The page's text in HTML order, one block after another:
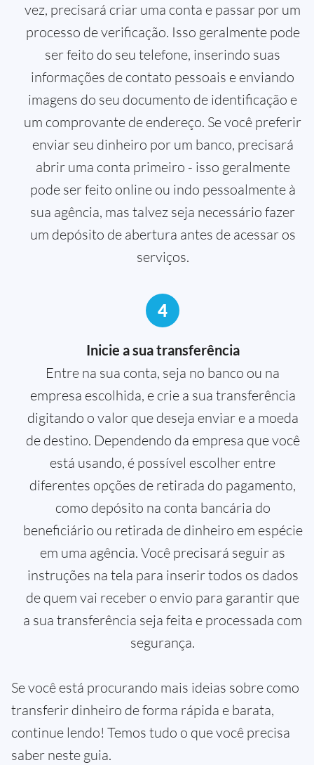
vez, precisará criar uma conta e passar por um
processo de verificação. Isso geralmente pode
ser feito do seu telefone, inserindo suas
informações de contato pessoais e enviando
imagens do seu documento de identificação e
um comprovante de endereço. Se você preferir
enviar seu dinheiro por um banco, precisará
abrir uma conta primeiro - isso geralmente
pode ser feito online ou indo pessoalmente à
sua agência, mas talvez seja necessário fazer
um depósito de abertura antes de acessar os
serviços.
4
Inicie a sua transferência
Entre na sua conta, seja no banco ou na
empresa escolhida, e crie a sua transferência
digitando o valor que deseja enviar e a moeda
de destino. Dependendo da empresa que você
está usando, é possível escolher entre
diferentes opções de retirada do pagamento,
como depósito na conta bancária do
beneficiário ou retirada de dinheiro em espécie
em uma agência. Você precisará seguir as
instruções na tela para inserir todos os dados
de quem vai receber o envio para garantir que
a sua transferência seja feita e processada com
segurança.
Se você está procurando mais ideias sobre como
transferir dinheiro de forma rápida e barata,
continue lendo! Temos tudo o que você precisa
saber neste guia.